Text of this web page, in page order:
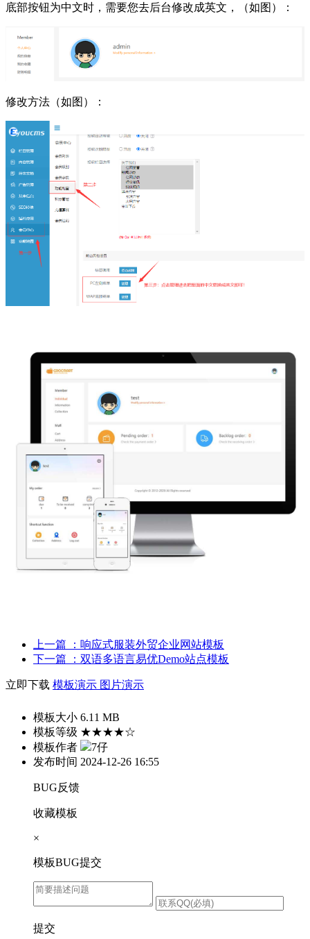
底部按钮为中文时，需要您去后台修改成英文，（如图）：
修改方法（如图）：
上一篇
：响应式服装外贸企业网站模板
下一篇
：双语多语言易优Demo站点模板
立即下载 模板演示 图片演示
模板大小 6.11 MB
模板等级 ★★★★☆
模板作者
7仔
发布时间 2024-12-26 16:55
BUG反馈
收藏模板
×
模板BUG提交
提交